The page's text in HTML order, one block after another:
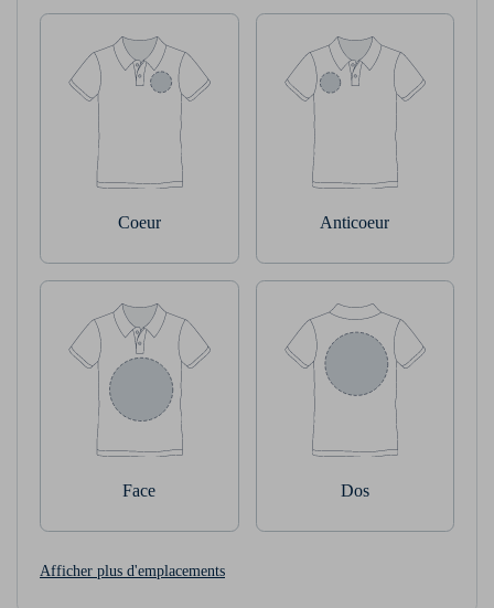
Coeur Anticoeur
Face Dos
Afficher plus d'emplacements